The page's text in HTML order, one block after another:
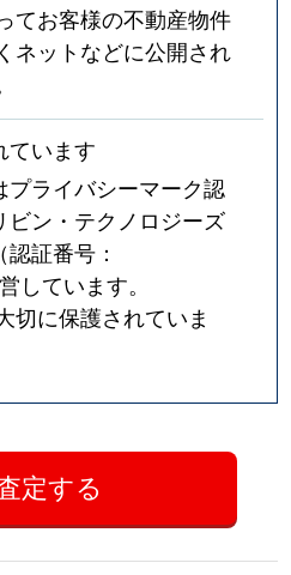
てお客様の不動産物件
ネットなどに公開され
ています
プライバシーマーク認
ビン・テクノロジーズ
証番号：
しています。
切に保護されていま